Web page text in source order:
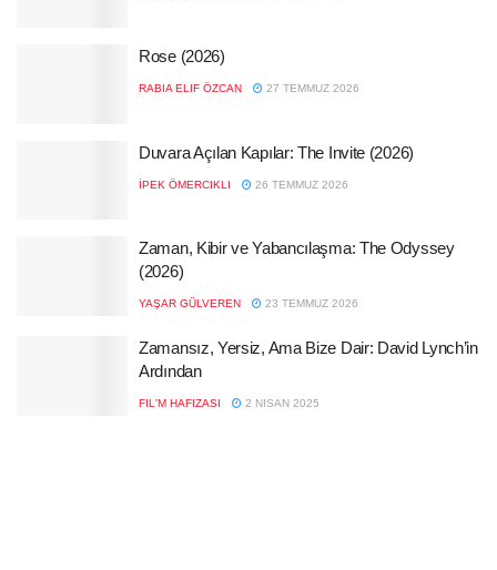
Rose (2026)
RABIA ELIF ÖZCAN 27 TEMMUZ 2026
Duvara Açılan Kapılar: The Invite (2026)
İPEK ÖMERCIKLI 26 TEMMUZ 2026
Zaman, Kibir ve Yabancılaşma: The Odyssey
(2026)
YAŞAR GÜLVEREN 23 TEMMUZ 2026
Zamansız, Yersiz, Ama Bize Dair: David Lynch’in
Ardından
FIL'M HAFIZASI 2 NISAN 2025